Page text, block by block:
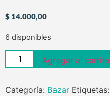
$ 14.000,00
6 disponibles
Agregar al carrito
Categoría: Bazar Etiquetas: